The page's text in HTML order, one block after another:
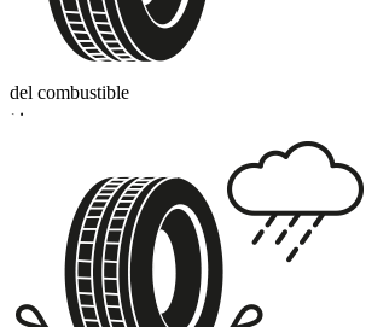
del combustible
D